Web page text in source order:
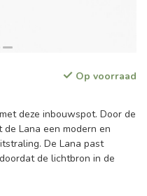
Op voorraad
deze inbouwspot. Door de
Lana een modern en
De Lana past
de lichtbron in de